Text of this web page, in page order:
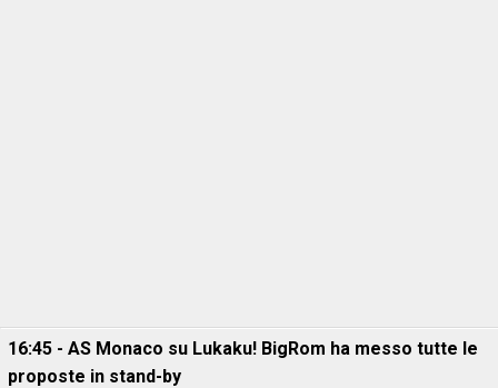
16:45 - AS Monaco su Lukaku! BigRom ha messo tutte le
proposte in stand-by